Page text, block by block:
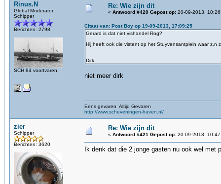
Rinus.N
Global Moderator
Schipper
Berichten: 2798
SCH 84 voortvaren
Re: Wie zijn dit
« Antwoord #420 Gepost op: 20-09-2013,
Citaat van: Post Boy op 19-09-2013, 17:09:25
Gerard is dat niet vishandel Rog?
Hij heeft ook die vistent op het Stuyvensantplein waar z,n
Dirk.
niet meer dirk
Eens gevaren Altijd Gevaren
http://www.scheveningen-haven.nl/
zier
Schipper
Berichten: 3620
Re: Wie zijn dit
« Antwoord #421 Gepost op: 20-09-2013,
Ik denk dat die 2 jonge gasten nu ook wel